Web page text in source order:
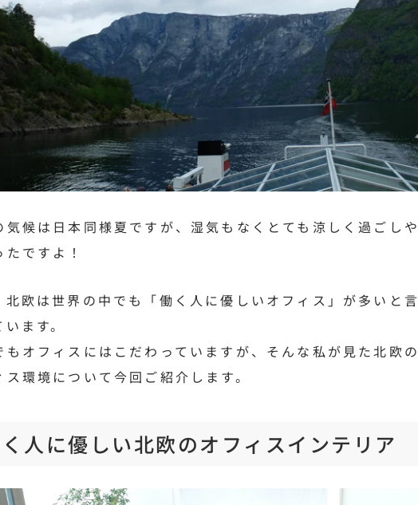
気候は日本同様夏ですが、湿気もなくとても涼しく過ごしや
たですよ！
北欧は世界の中でも「働く人に優しいオフィス」が多いと言
ます。
もオフィスにはこだわっていますが、そんな私が見た北欧の
ス環境について今回ご紹介します。
人に優しい北欧のオフィスインテリア